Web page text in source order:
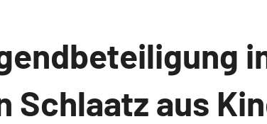
Schlaatz aus